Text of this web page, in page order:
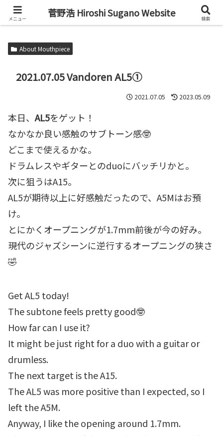
Alto Saxophone & Chromatic Harmonica Player
About Mouthpiece
2021.07.05 Vandoren AL5①
2021.07.05 2023.05.09
本日、AL5をゲット！
なかなか良い感触のサブトーン感🤓
どこまで使えるかな。
ドラムレスやギターとのduoにバッチリかと。
次に狙うはA15。
AL5が期待以上に好感触だったので、A5Mはお預
け。
とにかくオープニングが1.7mm前後が今の好み。
現代のジャズシーンに逆行するオープニングの狭さ
🤣
Get AL5 today!
The subtone feels pretty good🤓
How far can I use it?
It might be just right for a duo with a guitar or
drumless.
The next target is the A15.
The AL5 was more positive than I expected, so I
left the A5M.
Anyway, I like the opening around 1.7mm.
メニュー 菅野浩 Hiroshi Sugano Website 検索